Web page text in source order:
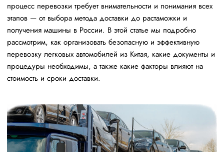
процесс перевозки требует внимательности и понимания всех
этапов — от выбора метода доставки до растаможки и
получения машины в России. В этой статье мы подробно
рассмотрим, как организовать безопасную и эффективную
перевозку легковых автомобилей из Китая, какие документы и
процедуры необходимы, а также какие факторы влияют на
стоимость и сроки доставки.